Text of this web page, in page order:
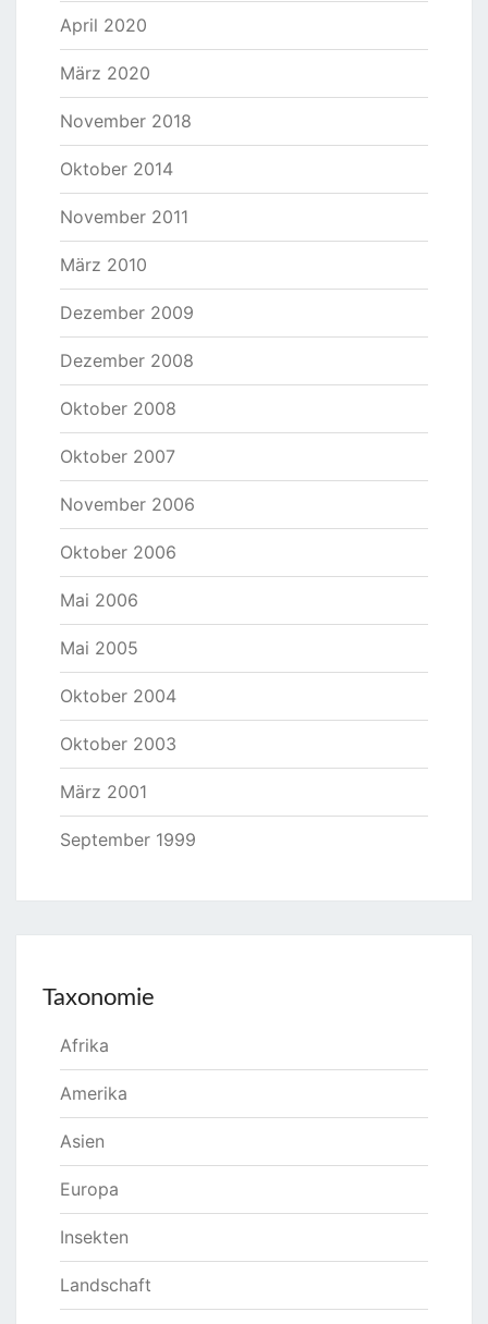
April 2020
März 2020
November 2018
Oktober 2014
November 2011
März 2010
Dezember 2009
Dezember 2008
Oktober 2008
Oktober 2007
November 2006
Oktober 2006
Mai 2006
Mai 2005
Oktober 2004
Oktober 2003
März 2001
September 1999
Taxonomie
Afrika
Amerika
Asien
Europa
Insekten
Landschaft